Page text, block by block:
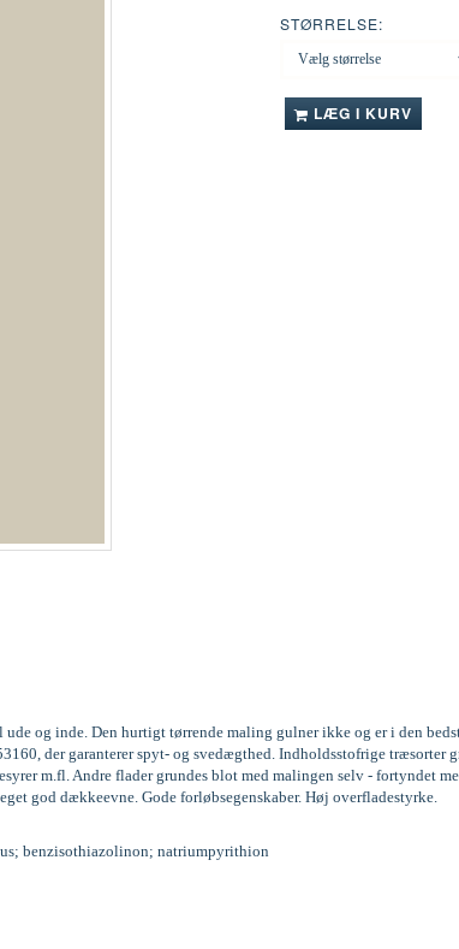
STØRRELSE:
LÆG I KURV
og inde. Den hurtigt tørrende maling gulner ikke og er i den
der garanterer spyt- og svedægthed. Indholdsstofrige træsorter
m.fl. Andre flader grundes blot med malingen selv - fortyndet
god dækkeevne. Gode forløbsegenskaber. Høj overfladestyrke.
benzisothiazolinon; natriumpyrithion